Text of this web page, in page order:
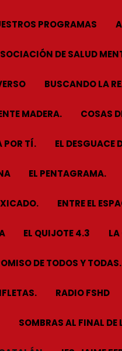
PROGRAMAS
DE SALUD
BUSCANDO LA
MADERA. COSAS
POR TÍ. EL DESGUACE
EL PENTAGRAMA.
ENTRE EL
EL QUIJOTE 4.3 LA
DE TODOS Y TODAS.
RADIO FSHD
SOMBRAS AL FINAL DE